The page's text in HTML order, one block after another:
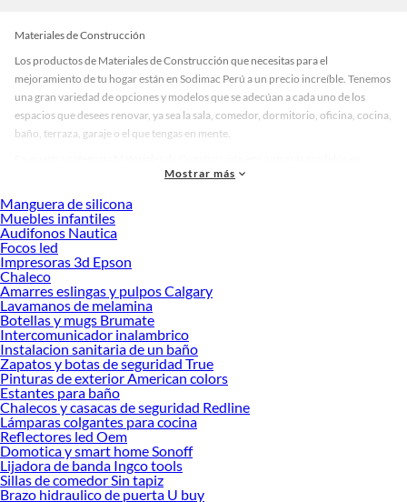
Materiales de Construcción
Los productos de Materiales de Construcción que necesitas para el
mejoramiento de tu hogar están en Sodimac Perú a un precio increíble. Tenemos
una gran variedad de opciones y modelos que se adecúan a cada uno de los
espacios que desees renovar, ya sea la sala, comedor, dormitorio, oficina, cocina,
baño, terraza, garaje o el que tengas en mente.
diversos materiales, medidas, colores y demás características específicas de tu
necesario para cada uno de tus proyectos en las mejores marcas de calidad y con
garantía.
Precios de Materiales de Construcción en Sodimac Perú
Si buscar ahorrar, estás en la tienda correcta porque en Sodimac tenemos
nuestra política de precios bajos garantizados en Materiales de Construcción,
así que no dudes más y compra online este producto con sus complementos
para que termines tu proyecto al 100% a un costo económico. Además, elige
entre las opciones de delivery o recojo en tienda.
Las mejores marcas de Materiales de Construcción
Sabemos que la calidad, confianza y seguridad son factores importantes al
momento de decidir qué modelo comprar, por ello contamos con una amplia
oferta de marcas prestigiosas y reconocidas en Materiales de Construcción. De
esta manera, inviertes en durabilidad, rendimiento, excelencia y satisfacción
garantizada.
Mostrar más
Manguera de silicona
Muebles infantiles
Audifonos Nautica
Focos led
Impresoras 3d Epson
Chaleco
Amarres eslingas y pulpos Calgary
Lavamanos de melamina
Botellas y mugs Brumate
Intercomunicador inalambrico
Instalacion sanitaria de un baño
Zapatos y botas de seguridad True
Pinturas de exterior American colors
Estantes para baño
Chalecos y casacas de seguridad Redline
Lámparas colgantes para cocina
Reflectores led Oem
Domotica y smart home Sonoff
Lijadora de banda Ingco tools
Sillas de comedor Sin tapiz
Brazo hidraulico de puerta U buy